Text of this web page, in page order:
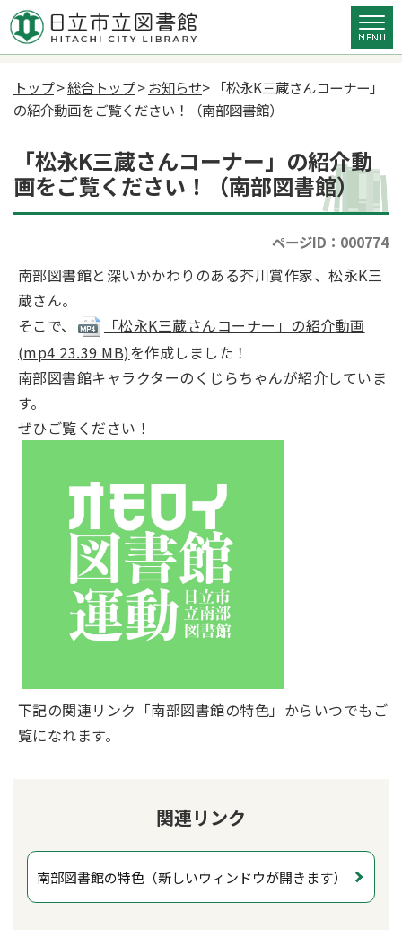
トップ>総合トップ>お知らせ> 「松永K三蔵さんコーナー」
の紹介動画をご覧ください！（南部図書館）
「松永K三蔵さんコーナー」の紹介動
画をご覧ください！（南部図書館）
ページID：000774
南部図書館と深いかかわりのある芥川賞作家、松永K三
蔵さん。
そこで、
「松永K三蔵さんコーナー」の紹介動画
(mp4 23.39 MB)を作成しました！
南部図書館キャラクターのくじらちゃんが紹介していま
す。
ぜひご覧ください！
下記の関連リンク「南部図書館の特色」からいつでもご
覧になれます。
関連リンク
南部図書館の特色（新しいウィンドウが開きます）